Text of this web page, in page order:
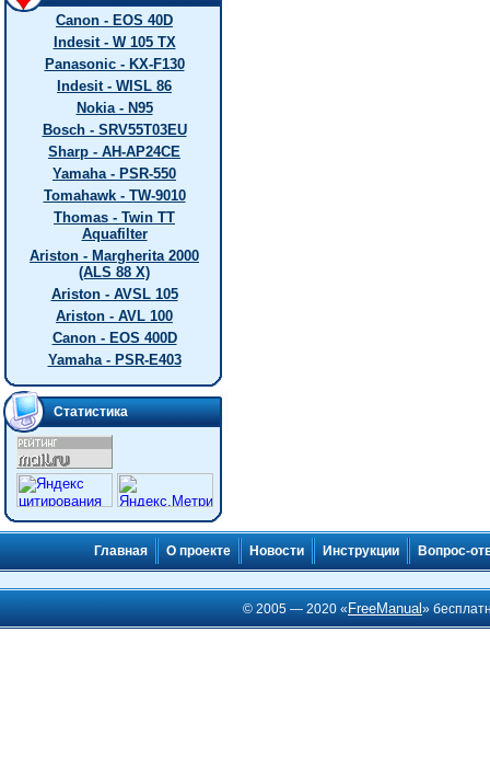
Canon - EOS 40D
Indesit - W 105 TX
Panasonic - KX-F130
Indesit - WISL 86
Nokia - N95
Bosch - SRV55T03EU
Sharp - AH-AP24CE
Yamaha - PSR-550
Tomahawk - TW-9010
Thomas - Twin TT
Aquafilter
Ariston - Margherita 2000
(ALS 88 X)
Ariston - AVSL 105
Ariston - AVL 100
Canon - EOS 400D
Yamaha - PSR-E403
Статистика
Главная О проекте Новости Инструкции Вопрос-
© 2005 — 2020 « FreeManual»